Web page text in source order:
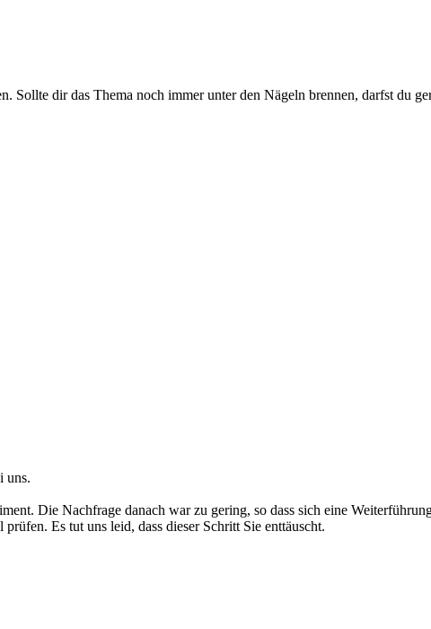
dir das Thema noch immer unter den Nägeln brennen, darfst du
uns.
Die Nachfrage danach war zu gering, so dass sich eine
Es tut uns leid, dass dieser Schritt Sie enttäuscht.